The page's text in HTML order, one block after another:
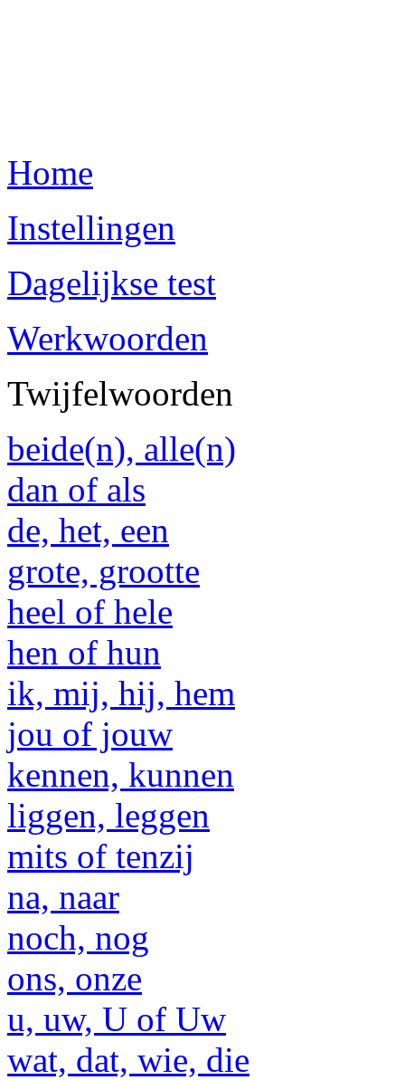
Home
Instellingen
Dagelijkse test
Werkwoorden
Twijfelwoorden
beide(n), alle(n)
dan of als
de, het, een
grote, grootte
heel of hele
hen of hun
ik, mij, hij, hem
jou of jouw
kennen, kunnen
liggen, leggen
mits of tenzij
na, naar
noch, nog
ons, onze
u, uw, U of Uw
wat, dat, wie, die